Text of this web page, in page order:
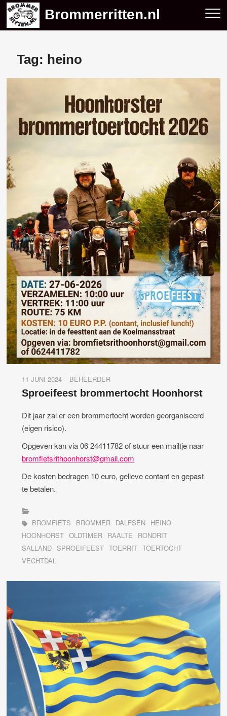
Skip
content
Brommerritten.nl
Tag: heino
11 JUNI 2024 BEHEERDER
Sproeifeest brommertocht Hoonhorst
Dit jaar zal er een brommertocht worden georganiseerd
(eigen risico).
Opgeven kan via 06 24411782 of stuur een mailtje naar
bromfietsrithoonhorst@gmail.com
De kosten bedragen 10 euro, gelieve contant en gepast
te betalen.
BROMFIETS BROMMER DALFSEN HEINO
HOONHORST OLDTIMER RAALTE
RONDRIT
SALLAND SPROEIFEEST TOERRIT TOERTOCHT
VECHTDAL